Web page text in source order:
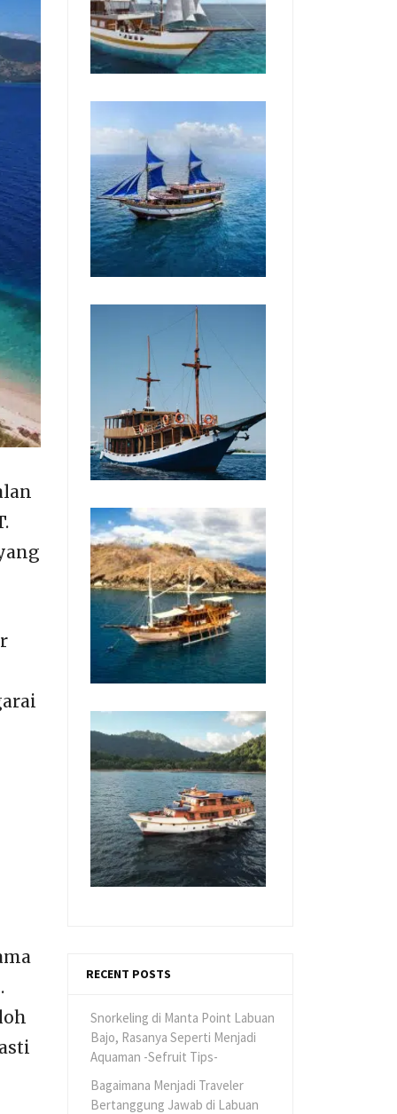
RECENT POSTS
Snorkeling di Manta Point Labuan
Bajo, Rasanya Seperti Menjadi
Aquaman -Sefruit Tips-
Bagaimana Menjadi Traveler
Bertanggung Jawab di Labuan